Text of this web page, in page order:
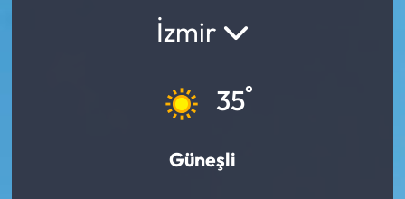
İzmir
35°
Güneşli